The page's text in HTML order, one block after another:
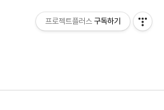
프로젝트플러스 구독하기